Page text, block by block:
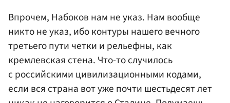
Впрочем, Набоков нам не указ. Нам вообще
никто не указ, ибо контуры нашего вечного
третьего пути четки и рельефны, как
кремлевская стена. Что-то случилось
с российскими цивилизационными кодами,
если вся страна вот уже почти шестьдесят лет